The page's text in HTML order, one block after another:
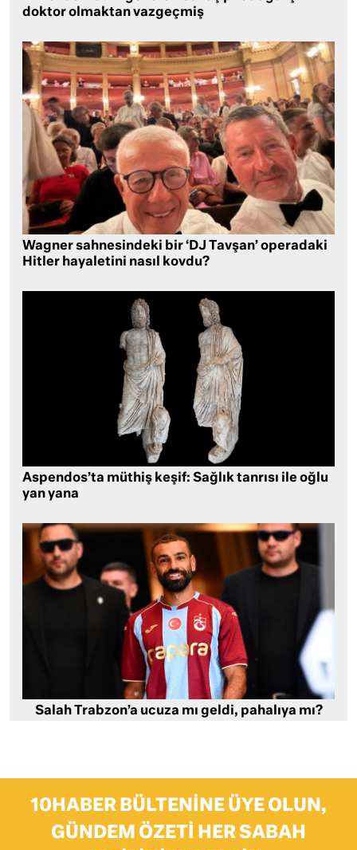
doktor olmaktan vazgeçmiş
Wagner sahnesindeki bir ‘DJ Tavşan’ operadaki
Hitler hayaletini nasıl kovdu?
Aspendos’ta müthiş keşif: Sağlık tanrısı ile oğlu
yan yana
Salah Trabzon’a ucuza mı geldi, pahalıya mı?
10HABER BÜLTENINE ÜYE OLUN,
GÜNDEM ÖZETI HER SABAH